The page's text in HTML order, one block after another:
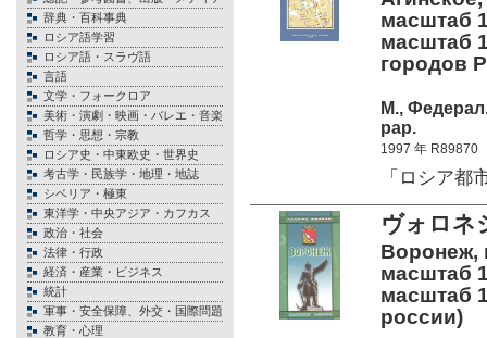
辞典・百科事典
ロシア語学習
ロシア語・スラヴ語
言語
文学・フォークロア
美術・演劇・映画・バレエ・音楽
哲学・思想・宗教
ロシア史・中東欧史・世界史
考古学・民族学・地理・地誌
シベリア・極東
東洋学・中央アジア・カフカス
政治・社会
法律・行政
経済・産業・ビジネス
統計
軍事・安全保障、外交・国際問題
教育・心理
масштаб
масштаб
городов
М.,
pap.
1997 年 R89870
「ロシア都
ヴォロネ
Воронеж,
масштаб
масштаб
россии)